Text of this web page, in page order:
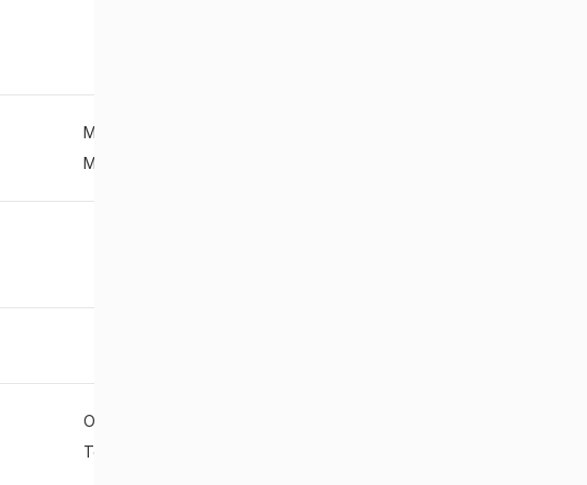
Må 05/01-2026 fm J INSP
Må 17/08-2026 em J INSP
On 07/01-2026 em J
To 27/08-2026 em J